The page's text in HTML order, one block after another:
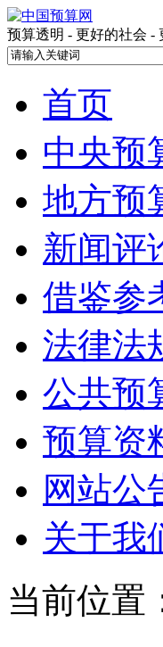
预算透明 - 更好的社会 -
首页
中央预
地方预
新闻评
借鉴参
法律法
公共预
预算资
网站公
关于我
当前位置